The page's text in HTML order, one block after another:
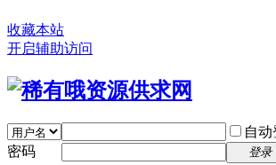
收藏本站
开启辅助访问
自
密码
登录